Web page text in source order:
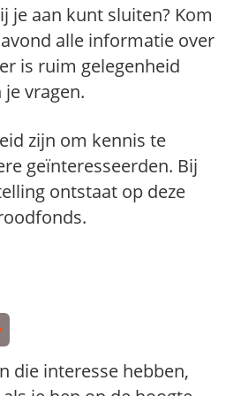
je aan kunt sluiten? Kom
alle informatie over
is ruim gelegenheid
vragen.
zijn om kennis te
geïnteresseerden. Bij
ontstaat op deze
die interesse hebben,